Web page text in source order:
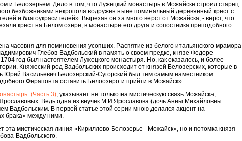
и Белозерьем. Дело в том, что Лужецкий монастырь в Можайске строил старец
безбожниками некрополя водружен ныне поминальный деревянный крест с
и благоукрасителей». Вырезан он за много верст от Можайска, - верст, что
крест на Белом озере, в монастыре его друга и сопостника преподобного
часовня для поминовения усопших. Распятие из белого итальянского мрамора
Глебов-Вадбольский в память о своем предке, князе Федоре
год был настоятелем Лужецкого монастыря. Но, как оказалось, и более
Княжеский род Вадбольских происходит от князей Белозерских, которые в
Юрий Васильевич Белозерский-Сугорский был тем самым наместником
Ферапонта оставить Белоозеро и прийти в Можайск»...
(Часть 3), указывает не только на мистическую связь Можайска,
Ведь одна из внучек М.И.Ярославова (дочь Анны Михайловны
Вадбольским. В первой статье этой серии мною делался акцент на
брака» между ними.
эта мистическая линия «Кириллово-Белозерье - Можайск», но и потомка князя
Вадбольского.